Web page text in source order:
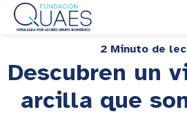
2 Minuto de
Descubren un
arcilla que